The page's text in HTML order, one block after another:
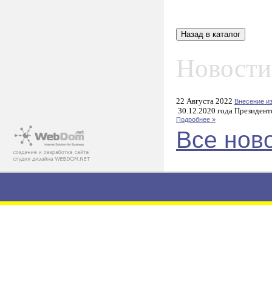
22 Августа 2022 Внесение
30.12.2020 года
Подробнее »
Все